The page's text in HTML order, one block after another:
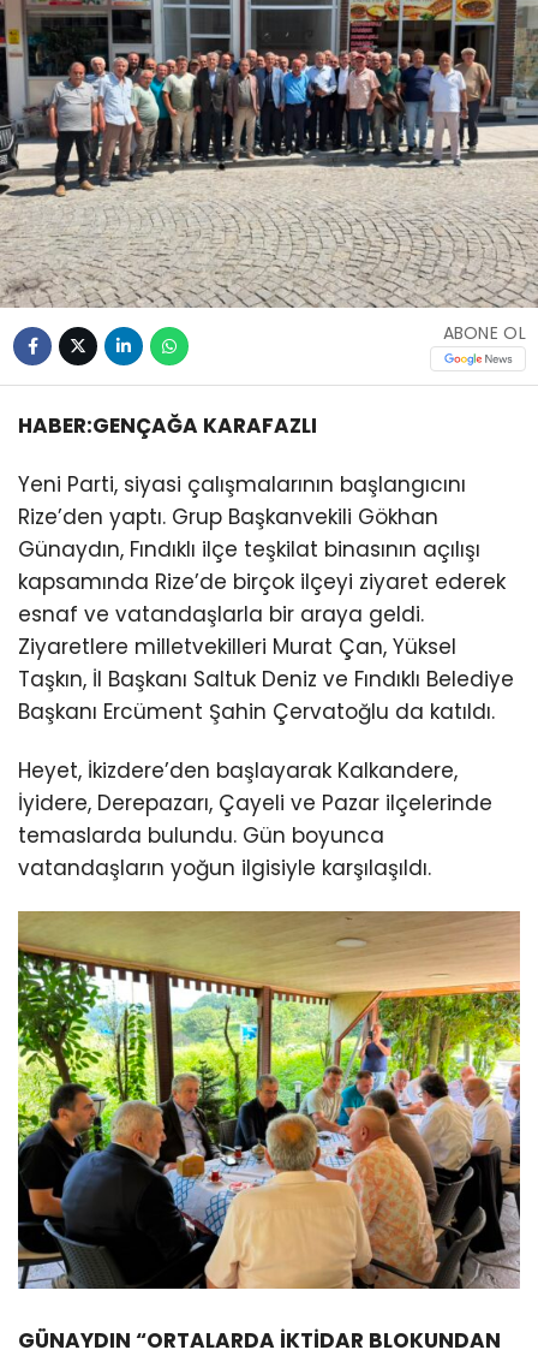
ABONE OL
HABER:GENÇAĞA KARAFAZLI
Yeni Parti, siyasi çalışmalarının başlangıcını
Rize’den yaptı. Grup Başkanvekili Gökhan
Günaydın, Fındıklı ilçe teşkilat binasının açılışı
kapsamında Rize’de birçok ilçeyi ziyaret ederek
esnaf ve vatandaşlarla bir araya geldi.
Ziyaretlere milletvekilleri Murat Çan, Yüksel
Taşkın, İl Başkanı Saltuk Deniz ve Fındıklı Belediye
Başkanı Ercüment Şahin Çervatoğlu da katıldı.
Heyet, İkizdere’den başlayarak Kalkandere,
İyidere, Derepazarı, Çayeli ve Pazar ilçelerinde
temaslarda bulundu. Gün boyunca
vatandaşların yoğun ilgisiyle karşılaşıldı.
GÜNAYDIN “ORTALARDA İKTİDAR BLOKUNDAN